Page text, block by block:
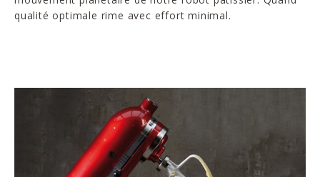
qualité optimale rime avec effort minimal.